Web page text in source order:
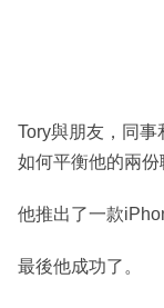
Tory與朋友，同
如何平衡他的兩份
他推出了一款
最後他成功了。